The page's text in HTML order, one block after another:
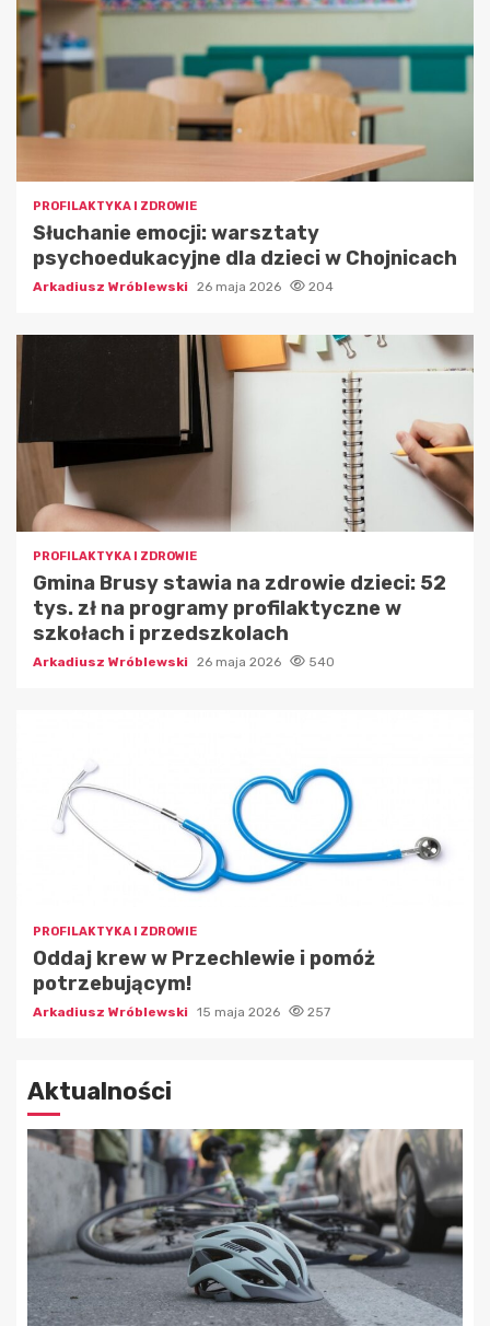
PROFILAKTYKA I ZDROWIE
Słuchanie emocji: warsztaty
psychoedukacyjne dla dzieci w Chojnicach
Arkadiusz Wróblewski 26 maja 2026 204
PROFILAKTYKA I ZDROWIE
Gmina Brusy stawia na zdrowie dzieci: 52
tys. zł na programy profilaktyczne w
szkołach i przedszkolach
Arkadiusz Wróblewski 26 maja 2026 540
PROFILAKTYKA I ZDROWIE
Oddaj krew w Przechlewie i pomóż
potrzebującym!
Arkadiusz Wróblewski 15 maja 2026 257
Aktualności